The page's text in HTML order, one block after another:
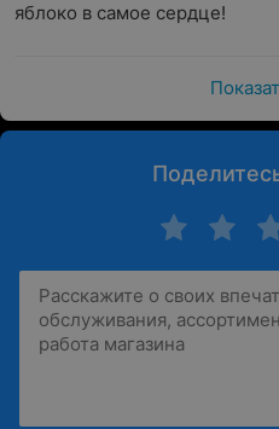
яблоко в самое сердце!